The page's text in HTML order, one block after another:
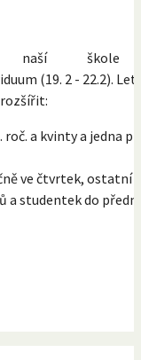
škole
(19. 2 - 22.2).
roč. a kvinty a jedna
ve čtvrtek,
studentek do